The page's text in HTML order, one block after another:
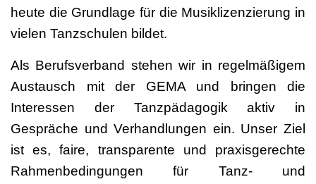
heute die Grundlage für die Musiklizenzierung in
vielen Tanzschulen bildet.
Als Berufsverband stehen wir in regelmäßigem
Austausch mit der GEMA und bringen die
Interessen der Tanzpädagogik aktiv in
Gespräche und Verhandlungen ein. Unser Ziel
ist es, faire, transparente und praxisgerechte
Rahmenbedingungen für Tanz- und